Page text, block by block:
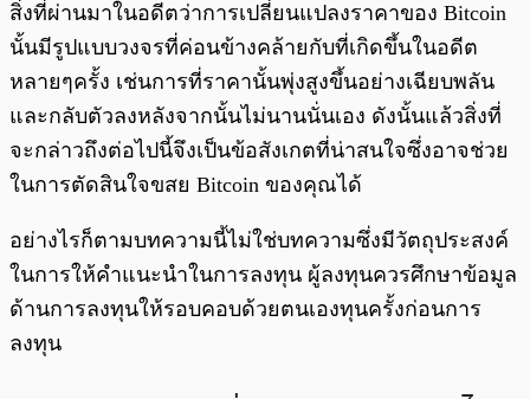
สิ่งที่ผ่านมาในอดีตว่าการเปลี่ยนแปลงราคาของ Bitcoin
นั้นมีรูปแบบวงจรที่ค่อนข้างคล้ายกับที่เกิดขึ้นในอดีต
หลายๆครั้ง เช่นการที่ราคานั้นพุ่งสูงขึ้นอย่างเฉียบพลัน
และกลับตัวลงหลังจากนั้นไม่นานนั่นเอง ดังนั้นแล้วสิ่งที่
จะกล่าวถึงต่อไปนี้จึงเป็นข้อสังเกตที่น่าสนใจซึ่งอาจช่วย
ในการตัดสินใจขสย Bitcoin ของคุณได้
อย่างไรก็ตามบทความนี้ไม่ใช่บทความซึ่งมีวัตถุประสงค์
ในการให้คำแนะนำในการลงทุน ผู้ลงทุนควรศึกษาข้อมูล
ด้านการลงทุนให้รอบคอบด้วยตนเองทุนครั้งก่อนการ
ลงทุน